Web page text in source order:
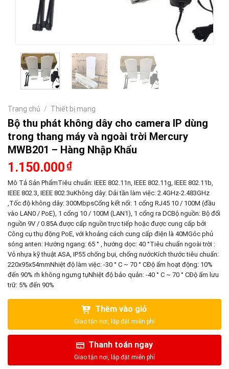
Trang chủ / Thiết bị mạng
Bộ thu phát không dây cho camera IP dùng
trong thang máy và ngoài trời Mercury
MWB201 – Hàng Nhập Khẩu
1.150.000₫
Mô Tả Sản PhẩmTiêu chuẩn: IEEE 802.11n, IEEE 802.11g, IEEE 802.11b,
IEEE 802.3, IEEE 802.3uKhông dây: Dải tần làm việc: 2.4GHz-2.483GHz
,Tốc độ không dây: 300MbpsCổng kết nối: 1 cổng RJ45 10 / 100M (đầu
vào LAN0 / PoE), 1 cổng 10 / 100M (LAN1), 1 cổng ra DCBộ nguồn: Bộ đổi
nguồn 9V / 0.85A được cấp nguồn trực tiếp hoặc được cung cấp bởi
Công cụ thụ động PoE, với khoảng cách cung cấp điện là 40MGóc phủ
sóng anten: Hướng ngang: 65 ° , hướng dọc: 40 °Tiêu chuẩn ngoài trời :
Vỏ nhựa kỹ thuật ASA, IP55 chống bụi, chống nướcKích thước tiêu chuẩn:
220x95x54mmNhiệt độ làm việc: -30 ° C ~ 70 ° CĐộ ẩm hoạt động: 10%
đến 90% rh không ngưng tụNhiệt độ bảo quản: -40 ° C ~ 70 ° CĐộ ẩm lưu
trữ: 5% đến 90%
Thêm vào giỏ
Thanh toán ngay